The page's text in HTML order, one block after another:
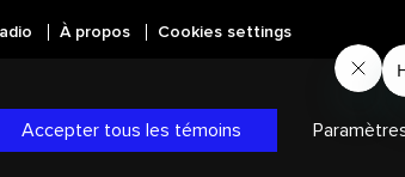
À propos Cookies settings
et les autres marques et
et dans les autres territoires.
Accepter tous les témoins